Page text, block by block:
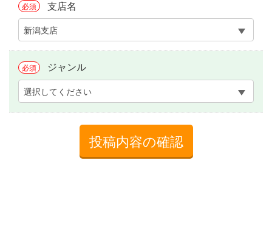
必須 支店名
新潟支店
必須 ジャンル
選択してください
投稿内容の確認